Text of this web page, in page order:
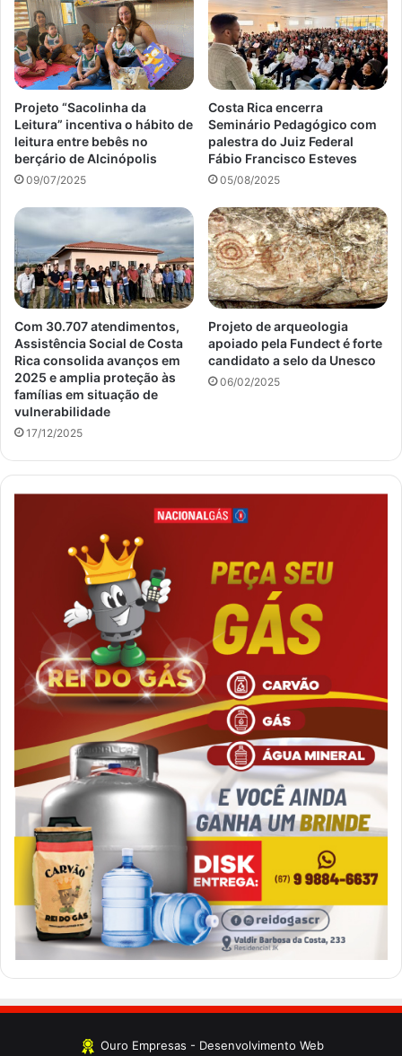
Projeto “Sacolinha da
Leitura” incentiva o hábito de
leitura entre bebês no
berçário de Alcinópolis
09/07/2025
Costa Rica encerra
Seminário Pedagógico com
palestra do Juiz Federal
Fábio Francisco Esteves
05/08/2025
Com 30.707 atendimentos,
Assistência Social de Costa
Rica consolida avanços em
2025 e amplia proteção às
famílias em situação de
vulnerabilidade
17/12/2025
Projeto de arqueologia
apoiado pela Fundect é forte
candidato a selo da Unesco
06/02/2025
Ouro Empresas - Desenvolvimento Web